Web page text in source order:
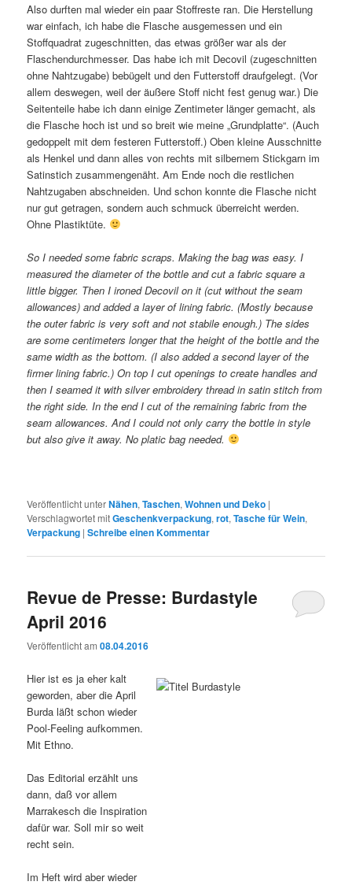
Also durften mal wieder ein paar Stoffreste ran. Die Herstellung
war einfach, ich habe die Flasche ausgemessen und ein
Stoffquadrat zugeschnitten, das etwas größer war als der
Flaschendurchmesser. Das habe ich mit Decovil (zugeschnitten
ohne Nahtzugabe) bebügelt und den Futterstoff draufgelegt. (Vor
allem deswegen, weil der äußere Stoff nicht fest genug war.) Die
Seitenteile habe ich dann einige Zentimeter länger gemacht, als
die Flasche hoch ist und so breit wie meine „Grundplatte“. (Auch
gedoppelt mit dem festeren Futterstoff.) Oben kleine Ausschnitte
als Henkel und dann alles von rechts mit silbernem Stickgarn im
Satinstich zusammengenäht. Am Ende noch die restlichen
Nahtzugaben abschneiden. Und schon konnte die Flasche nicht
nur gut getragen, sondern auch schmuck überreicht werden.
Ohne Plastiktüte.
So I needed some fabric scraps. Making the bag was easy. I
measured the diameter of the bottle and cut a fabric square a
little bigger. Then I ironed Decovil on it (cut without the seam
allowances) and added a layer of lining fabric. (Mostly because
the outer fabric is very soft and not stabile enough.) The sides
are some centimeters longer that the height of the bottle and the
same width as the bottom. (I also added a second layer of the
firmer lining fabric.) On top I cut openings to create handles and
then I seamed it with silver embroidery thread in satin stitch from
the right side. In the end I cut of the remaining fabric from the
seam allowances. And I could not only carry the bottle in style
but also give it away. No platic bag needed.
Veröffentlicht unterNähen,Taschen,Wohnen und Deko |
Verschlagwortet mitGeschenkverpackung,rot,Tasche für Wein,
Verpackung |Schreibe einen Kommentar
Revue de Presse: Burdastyle
April 2016
Veröffentlicht am08.04.2016
Hier ist es ja eher kalt
geworden, aber die April
Burda läßt schon wieder
Pool-Feeling aufkommen.
Mit Ethno.
Das Editorial erzählt uns
dann, daß vor allem
Marrakesch die Inspiration
dafür war. Soll mir so weit
recht sein.
Im Heft wird aber wieder